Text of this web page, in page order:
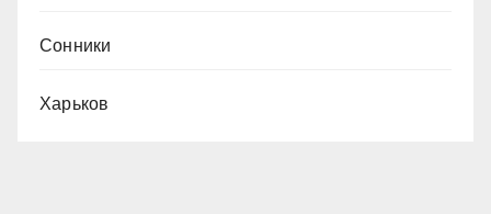
Сонники
Харьков